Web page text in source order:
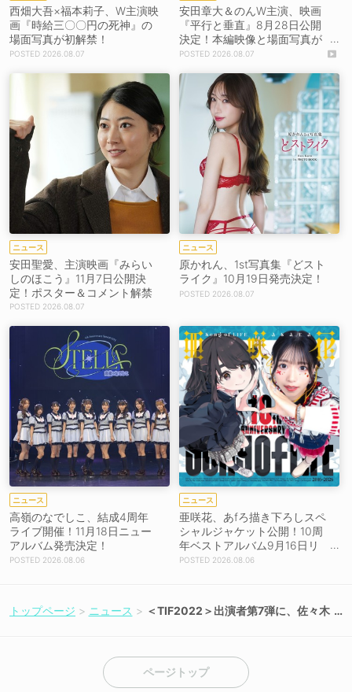
西畑大吾×福本莉子、W主演映
画『時給三〇〇円の死神』の
場面写真が初解禁！
2026.08.07
安田章大＆のんW主演、映画
『平行と垂直』8月28日公開
決定！本編映像と場面写真が
初解禁！2026.08.07
ニュース
安田聖愛、主演映画『みらい
しのほこう』11月7日公開決
定！ポスター＆コメント解禁
2026.08.07
ニュース
原かれん、1st写真集『どスト
ライク』10月19日発売決定！
2026.08.07
ニュース
高嶺のなでしこ、結成4周年
ライブ開催！11月18日ニュー
アルバム発売決定！
2026.08.06
ニュース
亜咲花、あfろ描き下ろしスペ
シャルジャケット公開！10周
年ベストアルバム9月16日リ
リース！2026.08.06
トップページ ニュース
＜TIF2022＞出演者第7弾に、佐々木
ページトップ